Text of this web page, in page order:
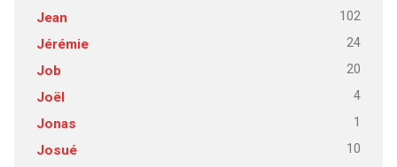
Jean 102
Jérémie 24
Job 20
Joël 4
Jonas 1
Josué 10